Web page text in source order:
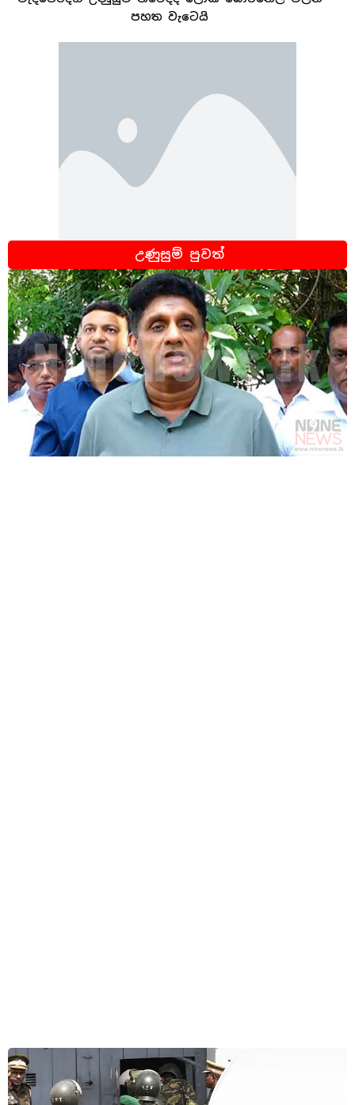
පහත වැටෙයි
උණුසුම් පුවත්